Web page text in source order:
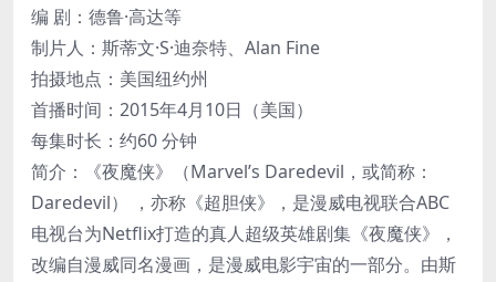
编 剧：德鲁·高达等
制片人：斯蒂文·S·迪奈特、Alan Fine
拍摄地点：美国纽约州
首播时间：2015年4月10日（美国）
每集时长：约60 分钟
简介：《夜魔侠》（Marvel’s Daredevil，或简称：
Daredevil） ，亦称《超胆侠》，是漫威电视联合ABC
电视台为Netflix打造的真人超级英雄剧集《夜魔侠》，
改编自漫威同名漫画，是漫威电影宇宙的一部分。由斯